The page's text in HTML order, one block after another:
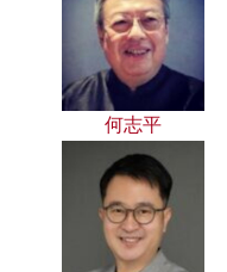
何志平